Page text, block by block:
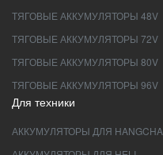
ТЯГОВЫЕ АККУМУЛЯТОРЫ 48V
ТЯГОВЫЕ АККУМУЛЯТОРЫ 72V
ТЯГОВЫЕ АККУМУЛЯТОРЫ 80V
ТЯГОВЫЕ АККУМУЛЯТОРЫ 96V
Для техники
АККУМУЛЯТОРЫ ДЛЯ HANGCHA